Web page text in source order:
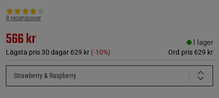
8 recensioner
566 kr
Lägsta pris 30 dagar 629 kr (-10%) Ord.pris 629 kr
I lager
Strawberry & Raspberry